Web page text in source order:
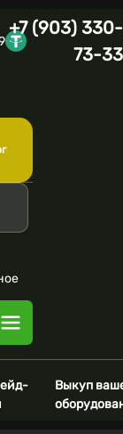
+7 (903) 330-
73-33
Выкуп